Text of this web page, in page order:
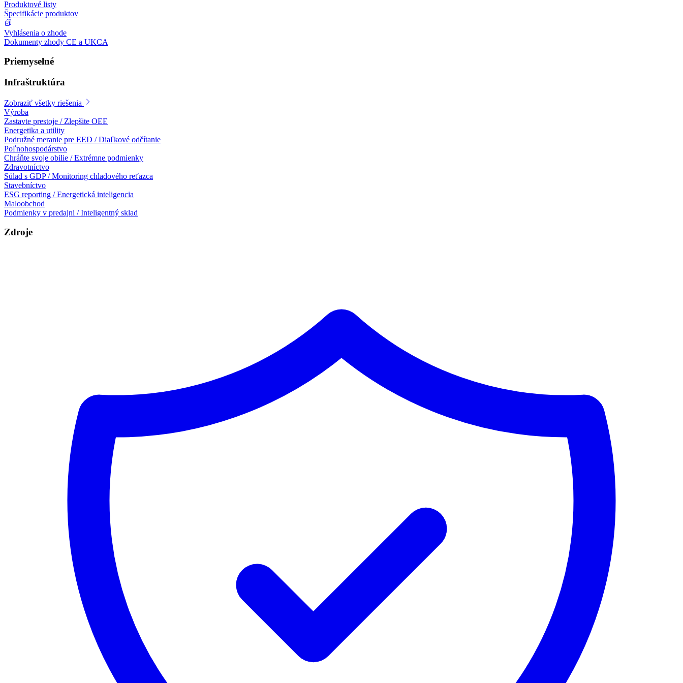
Produktové listy
Špecifikácie produktov
Vyhlásenia o zhode
Dokumenty zhody CE a UKCA
Priemyselné
Infraštruktúra
Zobraziť všetky riešenia
Výroba
Zastavte prestoje / Zlepšite OEE
Energetika a utility
Podružné meranie pre EED / Diaľkové odčítanie
Poľnohospodárstvo
Chráňte svoje obilie / Extrémne podmienky
Zdravotníctvo
Súlad s GDP / Monitoring chladového reťazca
Stavebníctvo
ESG reporting / Energetická inteligencia
Maloobchod
Podmienky v predajni / Inteligentný sklad
Zdroje